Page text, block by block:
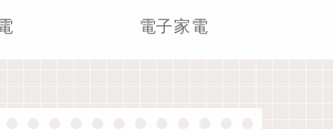
電子家電